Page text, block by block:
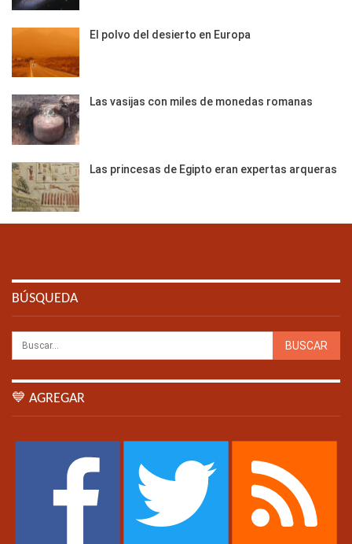
El polvo del desierto en Europa
Las vasijas con miles de monedas romanas
Las princesas de Egipto eran expertas arqueras
BÚSQUEDA
💙 AGREGAR